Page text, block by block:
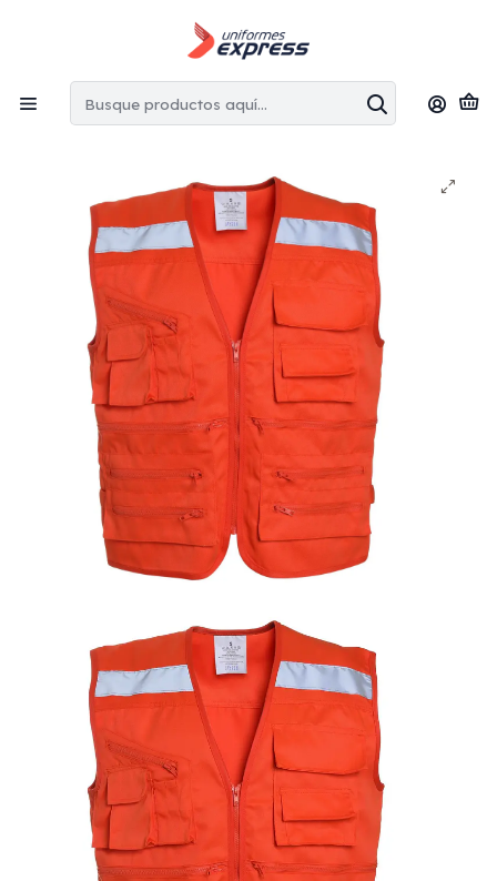
en la Región Metropolitana por copras superiores
Inicio Chaleco Geólogo & Overoles
Chaleco geólogo bolsillos poplin